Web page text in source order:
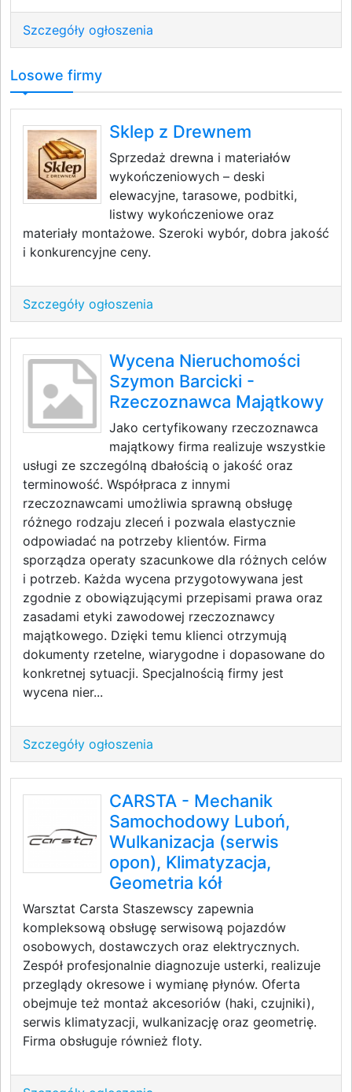
Szczegóły ogłoszenia
Losowe firmy
Sklep z Drewnem
Sprzedaż drewna i materiałów
wykończeniowych – deski
elewacyjne, tarasowe, podbitki,
listwy wykończeniowe oraz
materiały montażowe. Szeroki wybór, dobra jakość
i konkurencyjne ceny.
Szczegóły ogłoszenia
Wycena Nieruchomości
Szymon Barcicki -
Rzeczoznawca Majątkowy
Jako certyfikowany rzeczoznawca
majątkowy firma realizuje wszystkie
usługi ze szczególną dbałością o jakość oraz
terminowość. Współpraca z innymi
rzeczoznawcami umożliwia sprawną obsługę
różnego rodzaju zleceń i pozwala elastycznie
odpowiadać na potrzeby klientów. Firma
sporządza operaty szacunkowe dla różnych celów
i potrzeb. Każda wycena przygotowywana jest
zgodnie z obowiązującymi przepisami prawa oraz
zasadami etyki zawodowej rzeczoznawcy
majątkowego. Dzięki temu klienci otrzymują
dokumenty rzetelne, wiarygodne i dopasowane do
konkretnej sytuacji. Specjalnością firmy jest
wycena nier...
Szczegóły ogłoszenia
CARSTA - Mechanik
Samochodowy Luboń,
Wulkanizacja (serwis
opon), Klimatyzacja,
Geometria kół
Warsztat Carsta Staszewscy zapewnia
kompleksową obsługę serwisową pojazdów
osobowych, dostawczych oraz elektrycznych.
Zespół profesjonalnie diagnozuje usterki, realizuje
przeglądy okresowe i wymianę płynów. Oferta
obejmuje też montaż akcesoriów (haki, czujniki),
serwis klimatyzacji, wulkanizację oraz geometrię.
Firma obsługuje również floty.